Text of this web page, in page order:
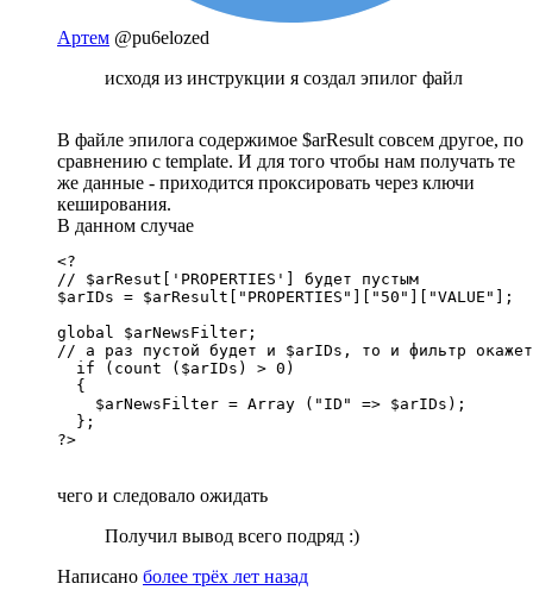
Артем @pu6elozed
исходя из инструкции я создал эпилог файл
В файле эпилога содержимое $arResult совсем другое, по
сравнению с template. И для того чтобы нам получать те
же данные - приходится проксировать через ключи
кеширования.
В данном случае
<?
// $arResut['PROPERTIES'] будет пустым
$arIDs = $arResult["PROPERTIES"]["50"]["VALUE"];
global $arNewsFilter;
// а раз пустой будет и $arIDs, то и фильтр
  if (count ($arIDs) > 0)
  {
    $arNewsFilter = Array ("ID" => $arIDs);
  };
?>
чего и следовало ожидать
Получил вывод всего подряд :)
Написано более трёх лет назад